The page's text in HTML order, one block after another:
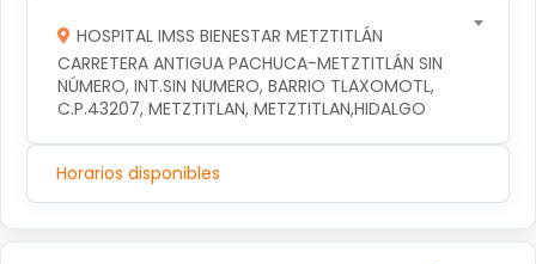
HOSPITAL IMSS BIENESTAR METZTITLÁN
CARRETERA ANTIGUA PACHUCA-METZTITLÁN SIN
NÚMERO, INT.SIN NUMERO, BARRIO TLAXOMOTL,
C.P.43207, METZTITLAN, METZTITLAN,HIDALGO
Horarios disponibles